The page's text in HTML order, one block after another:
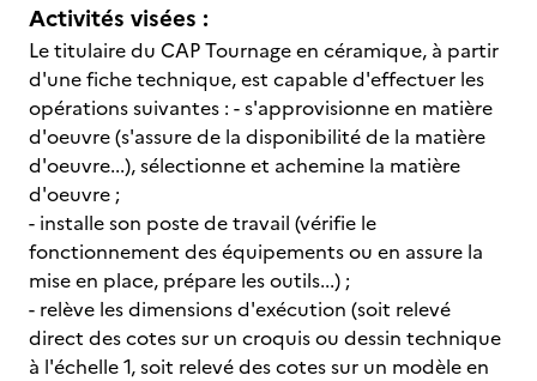
Activités visées :
Le titulaire du CAP Tournage en céramique, à partir
d'une fiche technique, est capable d'effectuer les
opérations suivantes : - s'approvisionne en matière
d'oeuvre (s'assure de la disponibilité de la matière
d'oeuvre...), sélectionne et achemine la matière
d'oeuvre ;
- installe son poste de travail (vérifie le
fonctionnement des équipements ou en assure la
mise en place, prépare les outils...) ;
- relève les dimensions d'exécution (soit relevé
direct des cotes sur un croquis ou dessin technique
à l'échelle 1, soit relevé des cotes sur un modèle en